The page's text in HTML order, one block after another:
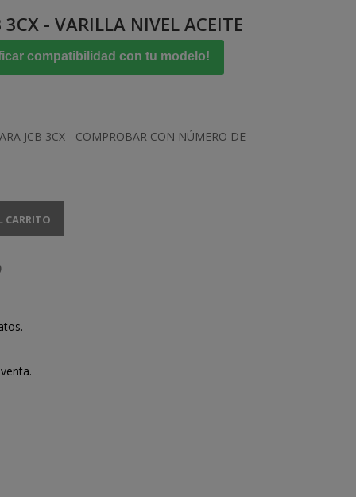
3CX - VARILLA NIVEL ACEITE
compatibilidad con tu modelo!
JCB 3CX - COMPROBAR CON NÚMERO DE
CARRITO